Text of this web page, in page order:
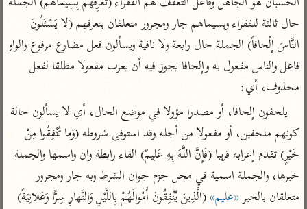
اشترك لتصلك أخبار مشاريعنا
اشترك
راسلنا •تليجرام •تويتر
تعليمات•عن الباحث القرآني
النَّاسَ إِلْحافاً) الجملة حال رابعة ولا نافية ويسألون فعل مضارع مرفوع والواو
محذوف، أي:
خبرها، والجملة اسمية في محل جزم جوان الشرط وبه جار ومجرور
متعلقان بالخبر «عليم»